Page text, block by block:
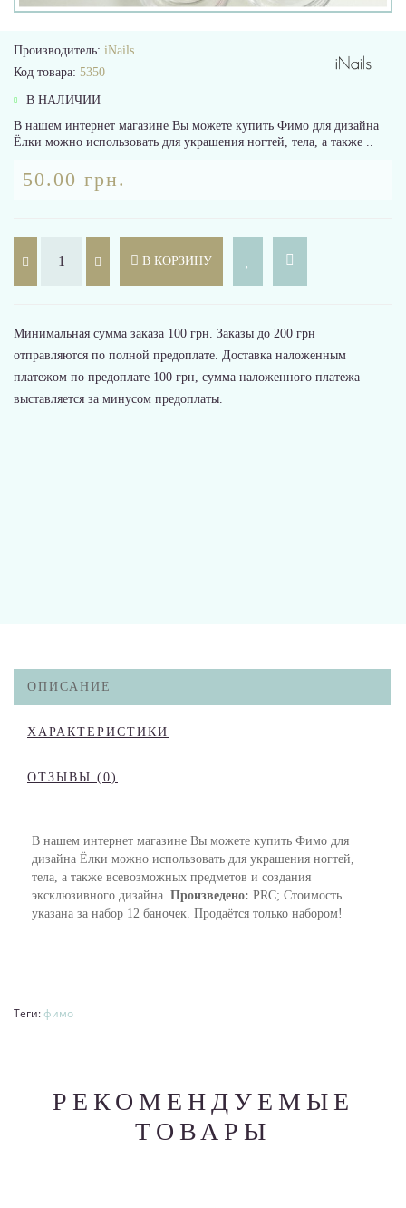
Производитель: iNails
Код товара: 5350
В НАЛИЧИИ
В нашем интернет магазине Вы можете купить Фимо для дизайна
Ёлки можно использовать для украшения ногтей, тела, а также ..
50.00 грн.
В КОРЗИНУ
Минимальная сумма заказа 100 грн. Заказы до 200 грн
отправляются по полной предоплате. Доставка наложенным
платежом по предоплате 100 грн, сумма наложенного платежа
выставляется за минусом предоплаты.
ОПИСАНИЕ
ХАРАКТЕРИСТИКИ
ОТЗЫВЫ (0)
В нашем интернет магазине Вы можете купить Фимо для
дизайна Ёлки можно использовать для украшения ногтей,
тела, а также всевозможных предметов и создания
эксклюзивного дизайна. Произведено: PRC; Стоимость
указана за набор 12 баночек. Продаётся только набором!
Теги: фимо
РЕКОМЕНДУЕМЫЕ
ТОВАРЫ